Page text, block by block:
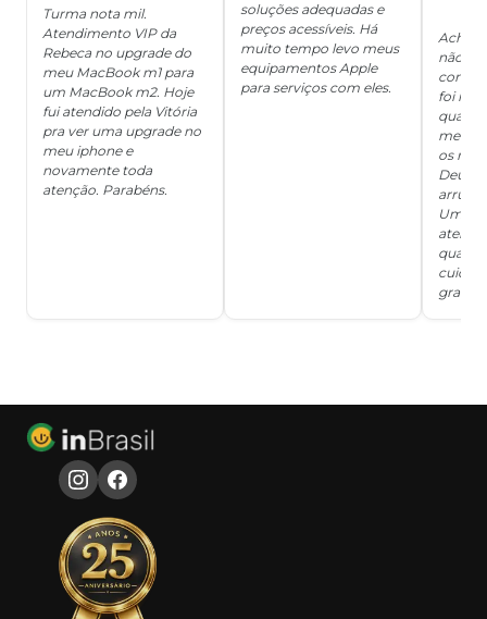
Turma nota mil.
Atendimento VIP da
Rebeca no upgrade do
meu MacBook m1 para
um MacBook m2. Hoje
fui atendido pela Vitória
pra ver uma upgrade no
meu iphone e
novamente toda
atenção. Parabéns.
soluções adequadas e
preços acessíveis. Há
muito tempo levo meus
equipamentos Apple
para serviços com eles.
Achei
não
foi
me
os
Deus,
Um
grata!!!